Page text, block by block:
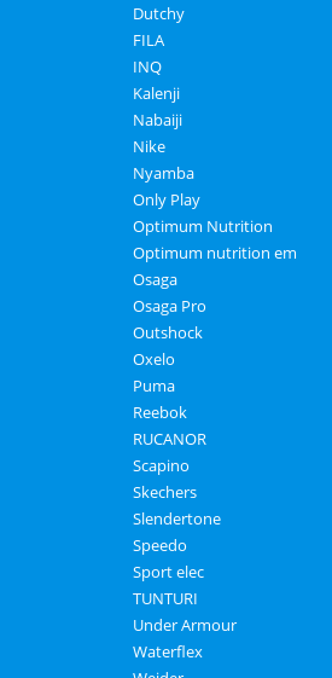
Dutchy
FILA
INQ
Kalenji
Nabaiji
Nike
Nyamba
Only Play
Optimum Nutrition
Optimum nutrition em
Osaga
Osaga Pro
Outshock
Oxelo
Puma
Reebok
RUCANOR
Scapino
Skechers
Slendertone
Speedo
Sport elec
TUNTURI
Under Armour
Waterflex